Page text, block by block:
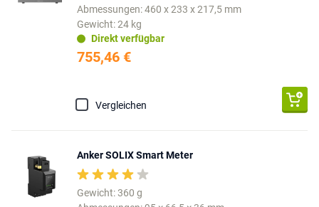
Abmessungen: 460 x 233 x 217,5 mm
Gewicht: 24 kg
Direkt verfügbar
755,46 €
Vergleichen
Anker SOLIX Smart Meter
Gewicht: 360 g